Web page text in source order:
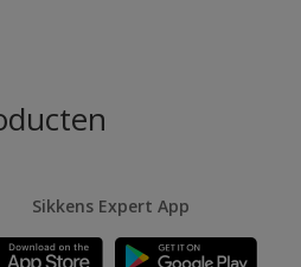
Sikkens Expert App